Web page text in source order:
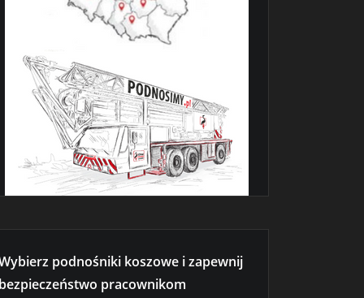
podnośniki koszowe i zapewnij
pracownikom